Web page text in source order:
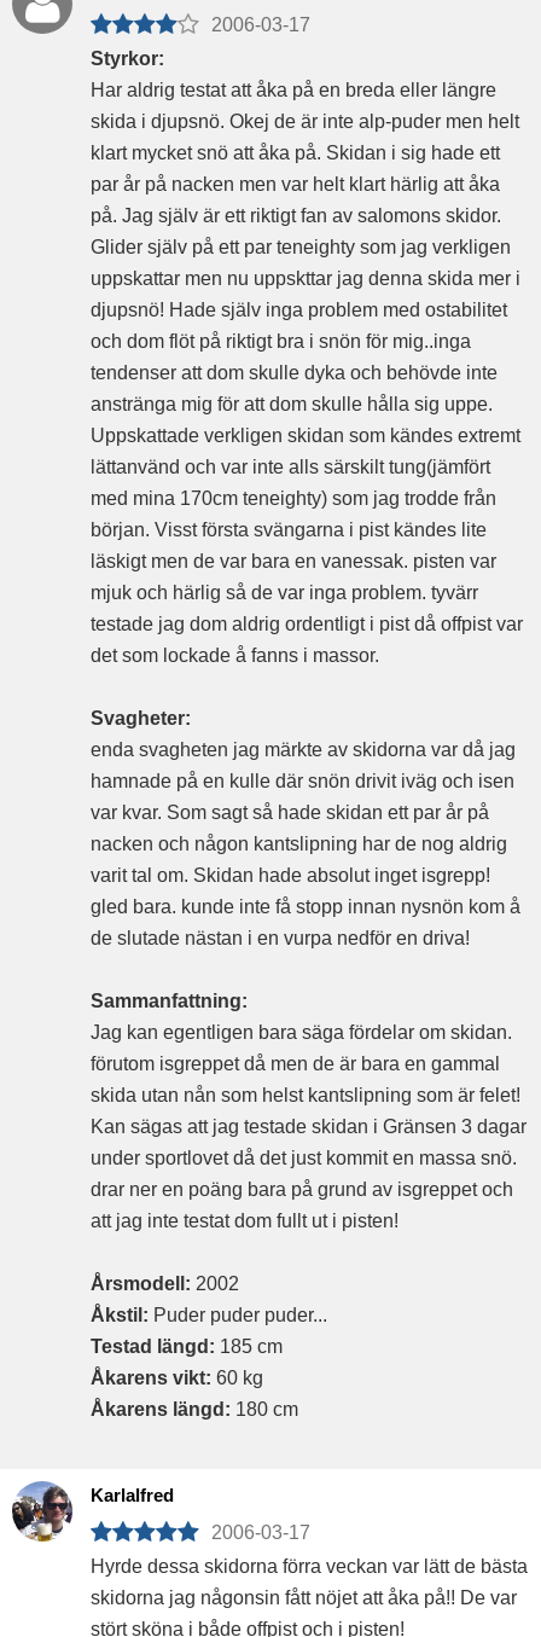
2006-03-17
Styrkor:
Har aldrig testat att åka på en breda eller längre
skida i djupsnö. Okej de är inte alp-puder men helt
klart mycket snö att åka på. Skidan i sig hade ett
par år på nacken men var helt klart härlig att åka
på. Jag själv är ett riktigt fan av salomons skidor.
Glider själv på ett par teneighty som jag verkligen
uppskattar men nu uppskttar jag denna skida mer i
djupsnö! Hade själv inga problem med ostabilitet
och dom flöt på riktigt bra i snön för mig..inga
tendenser att dom skulle dyka och behövde inte
anstränga mig för att dom skulle hålla sig uppe.
Uppskattade verkligen skidan som kändes extremt
lättanvänd och var inte alls särskilt tung(jämfört
med mina 170cm teneighty) som jag trodde från
början. Visst första svängarna i pist kändes lite
läskigt men de var bara en vanessak. pisten var
mjuk och härlig så de var inga problem. tyvärr
testade jag dom aldrig ordentligt i pist då offpist var
det som lockade å fanns i massor.
Svagheter:
enda svagheten jag märkte av skidorna var då jag
hamnade på en kulle där snön drivit iväg och isen
var kvar. Som sagt så hade skidan ett par år på
nacken och någon kantslipning har de nog aldrig
varit tal om. Skidan hade absolut inget isgrepp!
gled bara. kunde inte få stopp innan nysnön kom å
de slutade nästan i en vurpa nedför en driva!
Sammanfattning:
Jag kan egentligen bara säga fördelar om skidan.
förutom isgreppet då men de är bara en gammal
skida utan nån som helst kantslipning som är felet!
Kan sägas att jag testade skidan i Gränsen 3 dagar
under sportlovet då det just kommit en massa snö.
drar ner en poäng bara på grund av isgreppet och
att jag inte testat dom fullt ut i pisten!
Årsmodell: 2002
Åkstil: Puder puder puder...
Testad längd: 185 cm
Åkarens vikt: 60 kg
Åkarens längd: 180 cm
Karlalfred
2006-03-17
Hyrde dessa skidorna förra veckan var lätt de bästa
skidorna jag någonsin fått nöjet att åka på!! De var
stört sköna i både offpist och i pisten!